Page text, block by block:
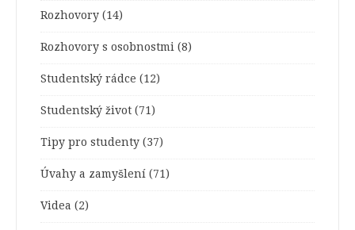
Rozhovory (14)
Rozhovory s osobnostmi (8)
Studentský rádce (12)
Studentský život (71)
Tipy pro studenty (37)
Úvahy a zamyšlení (71)
Videa (2)